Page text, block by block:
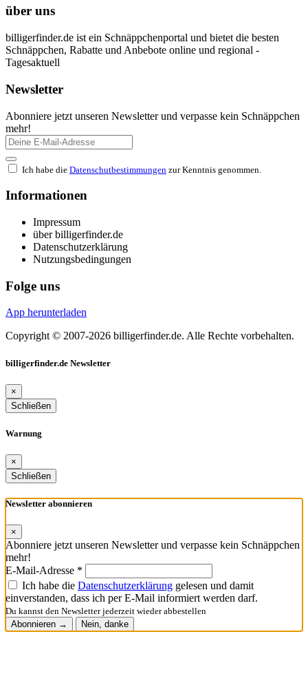
über uns
billigerfinder.de ist ein Schnäppchenportal und bietet die besten
Schnäppchen, Rabatte und Anbebote online und regional -
Tagesaktuell
Newsletter
Abonniere jetzt unseren Newsletter und verpasse kein Schnäppchen
mehr!
Ich habe die Datenschutbestimmungen zur Kenntnis genommen.
Informationen
Impressum
über billigerfinder.de
Datenschutzerklärung
Nutzungsbedingungen
Folge uns
App herunterladen
Copyright © 2007-2026 billigerfinder.de. Alle Rechte vorbehalten.
billigerfinder.de Newsletter
×
Schließen
Warnung
×
Schließen
Newsletter abonnieren
×
Abonniere jetzt unseren Newsletter und verpasse kein Schnäppchen
mehr!
E-Mail-Adresse *
Ich habe die Datenschutzerklärung gelesen und damit
einverstanden, dass ich per E-Mail informiert werden darf.
Du kannst den Newsletter jederzeit wieder abbestellen
Abonnieren →
Nein, danke